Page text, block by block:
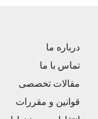
درباره ما
تماس با ما
مقالات تخصصی
قوانین و مقررات